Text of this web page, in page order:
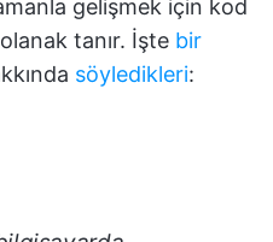
gelişmek için kod
tanır. İşte bir
söyledikleri: